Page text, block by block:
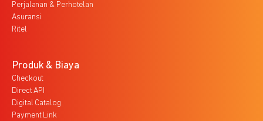
Perjalanan & Perhotelan
Asuransi
Ritel
Produk & Biaya
Checkout
Direct API
Digital Catalog
Payment Link